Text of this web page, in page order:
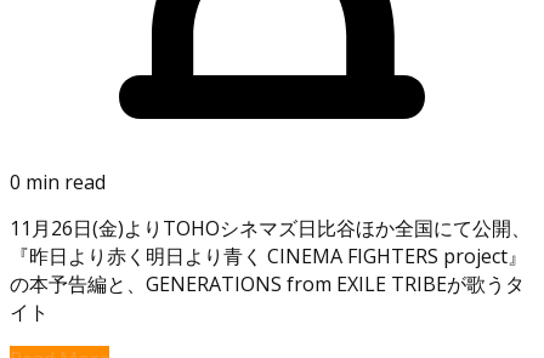
0 min read
11月26日(金)よりTOHOシネマズ日比谷ほか全国にて公開、
『昨日より赤く明日より青く CINEMA FIGHTERS project』
の本予告編と、GENERATIONS from EXILE TRIBEが歌うタ
イト